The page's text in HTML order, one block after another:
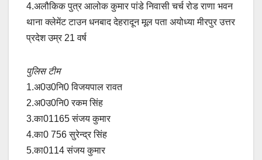
4.अलौकिक पुत्र आलोक कुमार पांडे निवासी चर्च रोड राणा भवन
थाना क्लेमेंट टाउन धनबाद देहरादून मूल पता अयोध्या मीरपुर उत्तर
प्रदेश उम्र 21 वर्ष
पुलिस टीम
1.अ0उ0नि0 विजयपाल रावत
2.अ0उ0नि0 रकम सिंह
3.का01165 संजय कुमार
4.का0 756 सुरेन्द्र सिंह
5.का0114 संजय कुमार